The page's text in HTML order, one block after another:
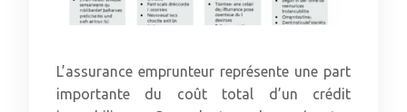
L’assurance emprunteur représente une part
importante du coût total d’un crédit